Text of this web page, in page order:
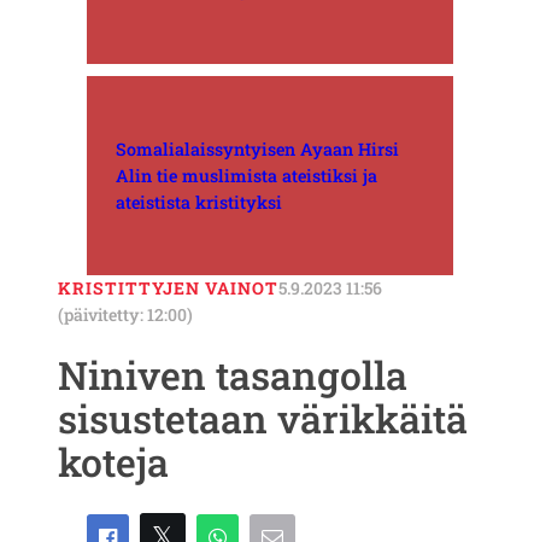
Somalialaissyntyisen Ayaan Hirsi
Alin tie muslimista ateistiksi ja
ateistista kristityksi
KRISTITTYJEN VAINOT5.9.2023 11:56
(päivitetty: 12:00)
Niniven tasangolla
sisustetaan värikkäitä
koteja